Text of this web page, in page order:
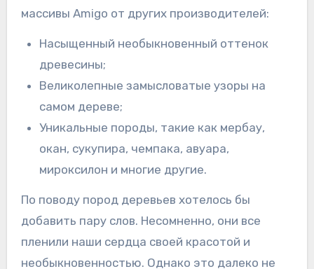
массивы Amigo от других производителей:
Насыщенный необыкновенный оттенок
древесины;
Великолепные замысловатые узоры на
самом дереве;
Уникальные породы, такие как мербау,
окан, сукупира, чемпака, авуара,
мироксилон и многие другие.
По поводу пород деревьев хотелось бы
добавить пару слов. Несомненно, они все
пленили наши сердца своей красотой и
необыкновенностью. Однако это далеко не